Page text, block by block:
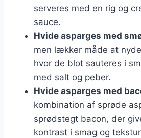
serveres med en rig og
sauce.
Hvide asparges med
men lækker måde at
hvor de blot sauteres i
med salt og peber.
Hvide asparges med
kombination af sprøde
sprødstegt bacon, der
kontrast i smag og